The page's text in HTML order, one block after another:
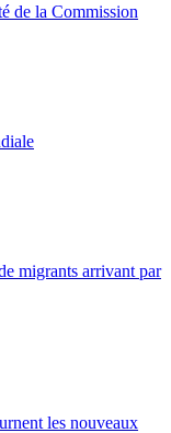
de la Commission
migrants arrivant par
les nouveaux